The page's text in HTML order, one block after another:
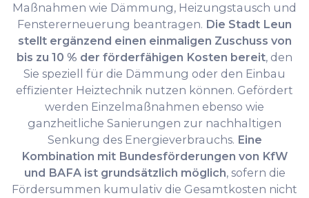
Maßnahmen wie Dämmung, Heizungstausch und
Fenstererneuerung beantragen. Die Stadt Leun
stellt ergänzend einen einmaligen Zuschuss von
bis zu 10 % der förderfähigen Kosten bereit, den
Sie speziell für die Dämmung oder den Einbau
effizienter Heiztechnik nutzen können. Gefördert
werden Einzelmaßnahmen ebenso wie
ganzheitliche Sanierungen zur nachhaltigen
Senkung des Energieverbrauchs. Eine
Kombination mit Bundesförderungen von KfW
und BAFA ist grundsätzlich möglich, sofern die
Fördersummen kumulativ die Gesamtkosten nicht